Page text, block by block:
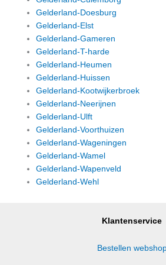
Gelderland-Doesburg
Gelderland-Elst
Gelderland-Gameren
Gelderland-T-harde
Gelderland-Heumen
Gelderland-Huissen
Gelderland-Kootwijkerbroek
Gelderland-Neerijnen
Gelderland-Ulft
Gelderland-Voorthuizen
Gelderland-Wageningen
Gelderland-Wamel
Gelderland-Wapenveld
Gelderland-Wehl
Klantenservice
Bestellen